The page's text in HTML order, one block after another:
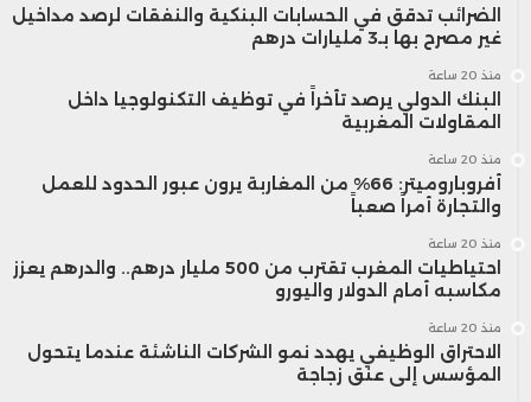
الضرائب تدقق في الحسابات البنكية والنفقات لرصد مداخيل
غير مصرح بها بـ3 مليارات درهم
منذ 20 ساعة
البنك الدولي يرصد تأخراً في توظيف التكنولوجيا داخل
المقاولات المغربية
منذ 20 ساعة
أفروباروميتر: 66% من المغاربة يرون عبور الحدود للعمل
والتجارة أمراً صعباً
منذ 20 ساعة
احتياطيات المغرب تقترب من 500 مليار درهم.. والدرهم يعزز
مكاسبه أمام الدولار واليورو
منذ 20 ساعة
الاحتراق الوظيفي يهدد نمو الشركات الناشئة عندما يتحول
المؤسس إلى عنق زجاجة